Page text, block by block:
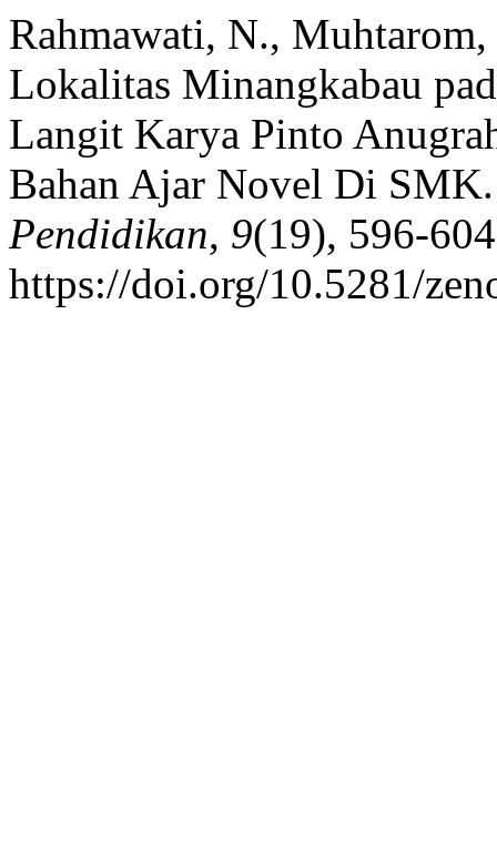
Rahmawati, N.,
Lokalitas Minangkabau
Langit Karya Pinto
Bahan Ajar Novel Di
Pendidikan, 9(19), 596-
https://doi.org/10.5281/